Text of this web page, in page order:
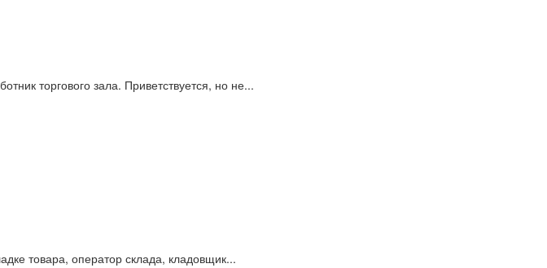
торгового зала. Приветствуется, но не...
товара, оператор склада, кладовщик...